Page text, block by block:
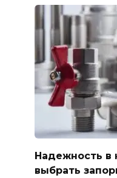
Надежность в
выбрать